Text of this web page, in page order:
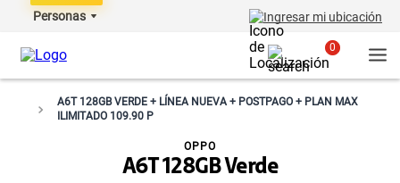
Personas Ingresar mi ubicación
0
A6T 128GB VERDE + LÍNEA NUEVA + POSTPAGO + PLAN MAX
ILIMITADO 109.90 P
A6T 128GB Verde
OPPO